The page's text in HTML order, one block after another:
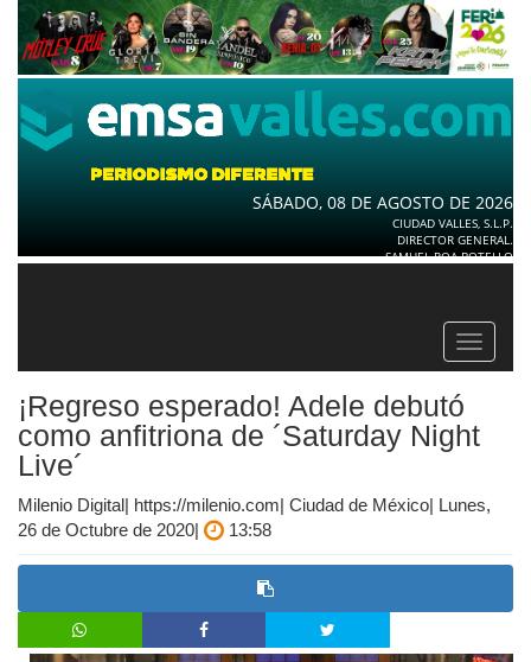
SÁBADO, 08 DE AGOSTO DE 2026
CIUDAD VALLES, S.L.P.
DIRECTOR GENERAL.
SAMUEL ROA BOTELLO
Toggle
¡Regreso esperado! Adele debutó
como anfitriona de ´Saturday Night
Live´
Milenio Digital| https://milenio.com| Ciudad de México| Lunes,
26 de Octubre de 2020|
13:58